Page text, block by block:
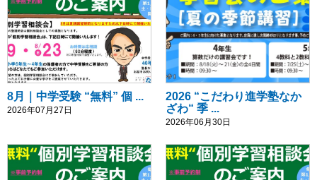
8月｜中学受験 “無料” 個 ...
2026年07月27日
2026 “こだわり進学塾なか
ざわ“ 季 ...
2026年06月30日